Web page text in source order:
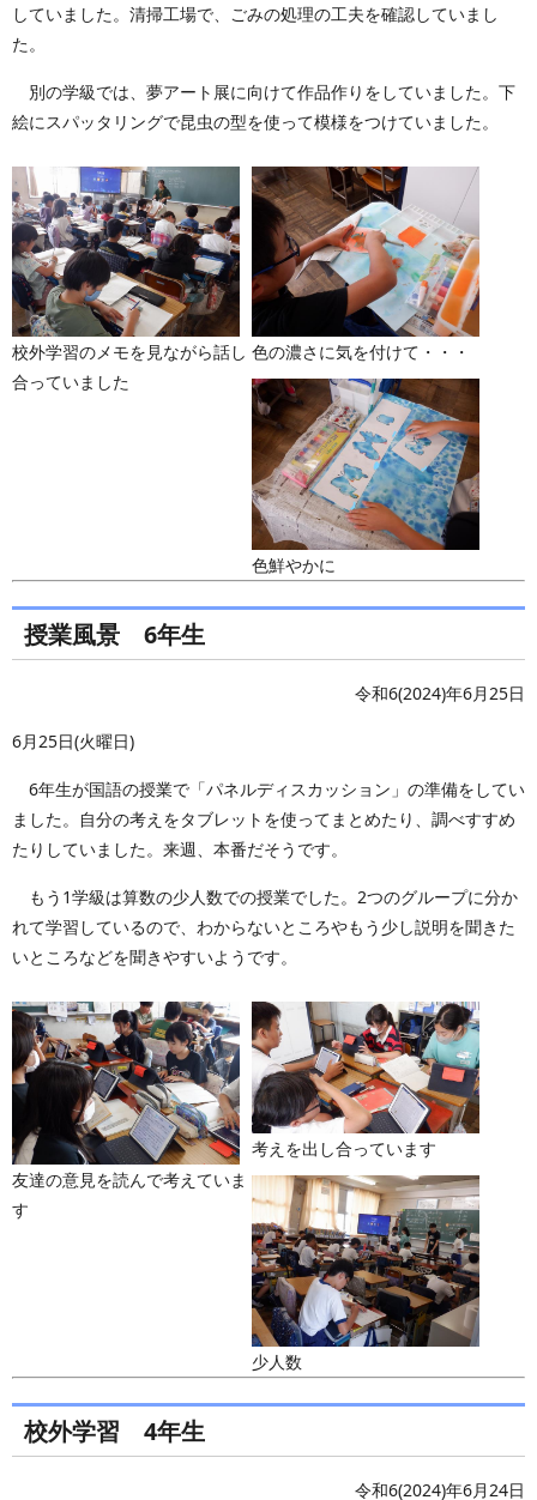
していました。清掃工場で、ごみの処理の工夫を確認していまし
た。
別の学級では、夢アート展に向けて作品作りをしていました。下
絵にスパッタリングで昆虫の型を使って模様をつけていました。
校外学習のメモを見ながら話し
合っていました
色の濃さに気を付けて・・・
色鮮やかに
授業風景 6年生
令和6(2024)年6月25日
6月25日(火曜日)
6年生が国語の授業で「パネルディスカッション」の準備をしてい
ました。自分の考えをタブレットを使ってまとめたり、調べすすめ
たりしていました。来週、本番だそうです。
もう1学級は算数の少人数での授業でした。2つのグループに分か
れて学習しているので、わからないところやもう少し説明を聞きた
いところなどを聞きやすいようです。
友達の意見を読んで考えていま
す
考えを出し合っています
少人数
校外学習 4年生
令和6(2024)年6月24日